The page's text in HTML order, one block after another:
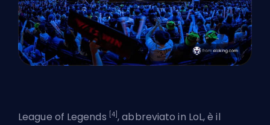
League of Legends [4] , abbreviato in LoL, è il